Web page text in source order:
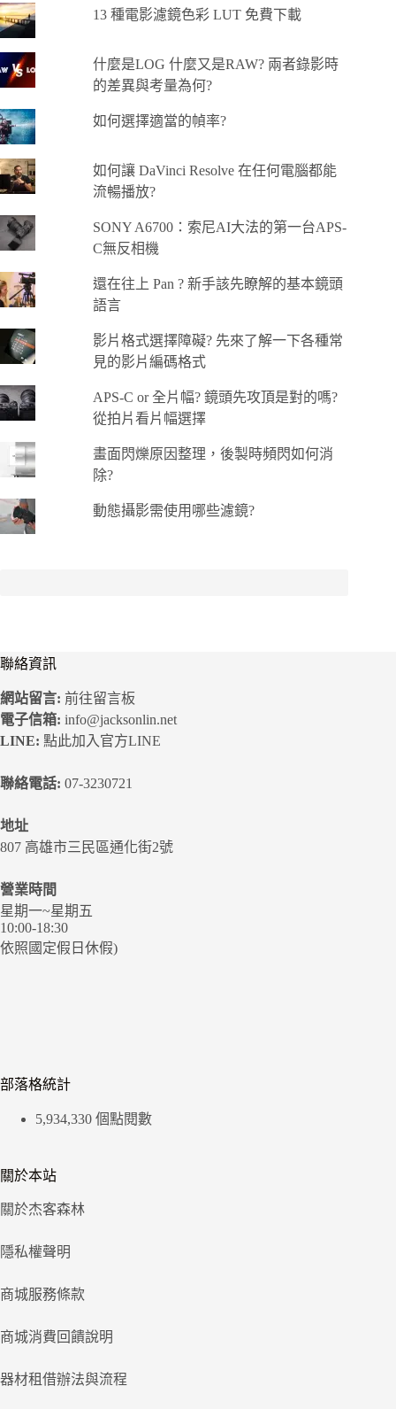
13 種電影濾鏡色彩 LUT 免費下載
什麼是LOG 什麼又是RAW? 兩者錄影時
的差異與考量為何?
如何選擇適當的幀率?
如何讓 DaVinci Resolve 在任何電腦都能
流暢播放?
SONY A6700：索尼AI大法的第一台APS-
C無反相機
還在往上 Pan ? 新手該先瞭解的基本鏡頭
語言
影片格式選擇障礙? 先來了解一下各種常
見的影片編碼格式
APS-C or 全片幅? 鏡頭先攻頂是對的嗎?
從拍片看片幅選擇
畫面閃爍原因整理，後製時頻閃如何消
除?
動態攝影需使用哪些濾鏡?
聯絡資訊
網站留言: 前往留言板
電子信箱: info@jacksonlin.net
LINE: 點此加入官方LINE
聯絡電話: 07-3230721
地址
807 高雄市三民區通化街2號
營業時間
星期一~星期五
10:00-18:30
依照國定假日休假)
部落格統計
5,934,330 個點閱數
關於本站
關於杰客森林
隱私權聲明
商城服務條款
商城消費回饋說明
器材租借辦法與流程